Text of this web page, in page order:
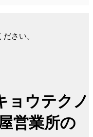
さい。
ョウテクノ
営業所の